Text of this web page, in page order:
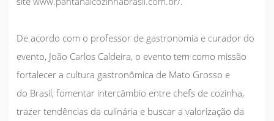
De acordo com o professor de gastronomia e curador do
evento, João Carlos Caldeira, o evento tem como missão
fortalecer a cultura gastronômica de Mato Grosso e
do Brasil, fomentar intercâmbio entre chefs de cozinha,
trazer tendências da culinária e buscar a valorização da